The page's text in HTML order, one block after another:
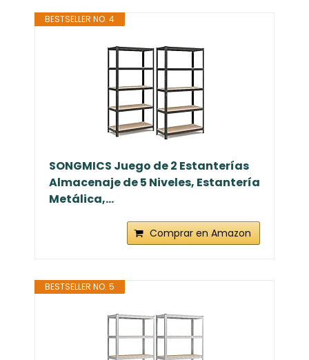
BESTSELLER NO. 4
SONGMICS Juego de 2 Estanterías
Almacenaje de 5 Niveles, Estantería
Metálica,...
Comprar en Amazon
BESTSELLER NO. 5